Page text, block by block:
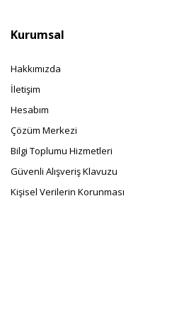
Kurumsal
Hakkımızda
İletişim
Hesabım
Çözüm Merkezi
Bilgi Toplumu Hizmetleri
Güvenli Alışveriş Klavuzu
Kişisel Verilerin Korunması